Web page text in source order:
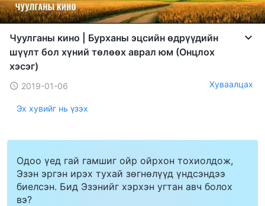
Чуулганы кино | Бурханы эцсийн өдрүүдийн
шүүлт бол хүний төлөөх аврал юм (Онцлох
хэсэг)
2019-01-06 Хуваалцах
Эх хувийг нь үзэх
Одоо үед гай гамшиг ойр ойрхон тохиолдож,
Эзэн эргэн ирэх тухай зөгнөлүүд үндсэндээ
биелсэн. Бид Эзэнийг хэрхэн угтан авч болох
вэ?